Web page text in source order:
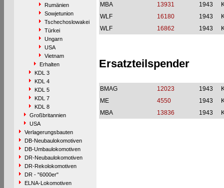
Rumänien
Sowjetunion
Tschechoslowakei
Türkei
Ungarn
USA
Vietnam
Erhalten
KDL 3
KDL 4
KDL 5
KDL 7
KDL 8
Großbritannien
USA
Verlagerungsbauten
DB-Neubaulokomotiven
DB-Umbaulokomotiven
DR-Neubaulokomotiven
DR-Rekolokomotiven
DR - "6000er"
ELNA-Lokomotiven
MBA
13931 1943
WLF
16180 1943
WLF
16862 1943
Ersatzteilspender
BMAG 12023 1943
ME
4550 1943
MBA
13836 1943